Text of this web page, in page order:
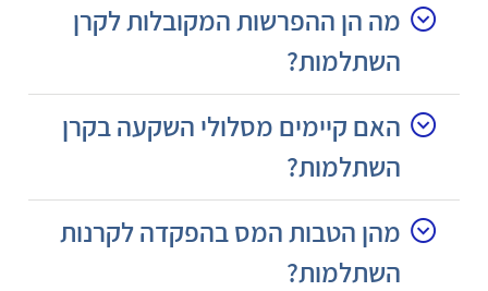
מה הן ההפרשות המקובלות לקרן
השתלמות?
האם קיימים מסלולי השקעה בקרן
השתלמות?
מהן הטבות המס בהפקדה לקרנות
השתלמות?